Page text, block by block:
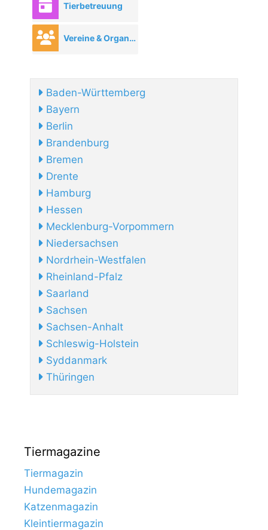
Tierbetreuung
Vereine & Organisationen
Baden-Württemberg
Bayern
Berlin
Brandenburg
Bremen
Drente
Hamburg
Hessen
Mecklenburg-Vorpommern
Niedersachsen
Nordrhein-Westfalen
Rheinland-Pfalz
Saarland
Sachsen
Sachsen-Anhalt
Schleswig-Holstein
Syddanmark
Thüringen
Tiermagazine
Tiermagazin
Hundemagazin
Katzenmagazin
Kleintiermagazin